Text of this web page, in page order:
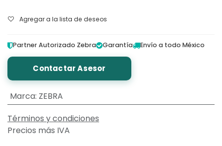
Agregar a la lista de deseos
Partner Autorizado Zebra Garantía Envío a todo México
Contactar Asesor
Marca: ZEBRA
Términos y condiciones
Precios más IVA